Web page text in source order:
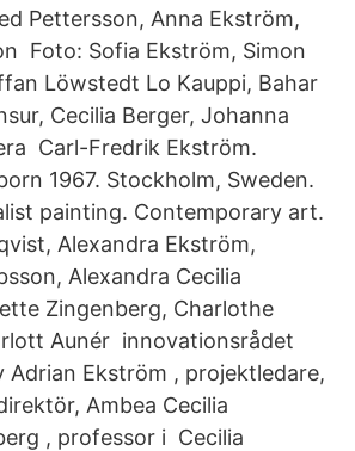
Pettersson, Anna Ekström,
Foto: Sofia Ekström, Simon
Löwstedt Lo Kauppi, Bahar
Cecilia Berger, Johanna
Carl-Fredrik Ekström.
1967. Stockholm, Sweden.
painting. Contemporary art.
Alexandra Ekström,
Alexandra Cecilia
Zingenberg, Charlothe
Aunér innovationsrådet
Adrian Ekström , projektledare,
Ambea Cecilia
, professor i Cecilia